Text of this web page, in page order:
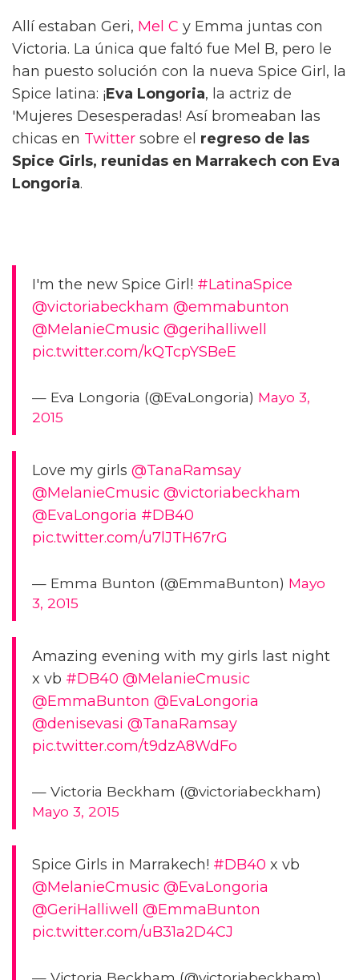
Allí estaban Geri, Mel C y Emma juntas con
Victoria. La única que faltó fue Mel B, pero le
han puesto solución con la nueva Spice Girl, la
Spice latina: ¡Eva Longoria, la actriz de
'Mujeres Desesperadas! Así bromeaban las
chicas en Twitter sobre el regreso de las
Spice Girls, reunidas en Marrakech con Eva
Longoria.
I'm the new Spice Girl! #LatinaSpice
@victoriabeckham @emmabunton
@MelanieCmusic @gerihalliwell
pic.twitter.com/kQTcpYSBeE
— Eva Longoria (@EvaLongoria) Mayo 3,
2015
Love my girls @TanaRamsay
@MelanieCmusic @victoriabeckham
@EvaLongoria #DB40
pic.twitter.com/u7lJTH67rG
— Emma Bunton (@EmmaBunton) Mayo
3, 2015
Amazing evening with my girls last night
x vb #DB40 @MelanieCmusic
@EmmaBunton @EvaLongoria
@denisevasi @TanaRamsay
pic.twitter.com/t9dzA8WdFo
— Victoria Beckham (@victoriabeckham)
Mayo 3, 2015
Spice Girls in Marrakech! #DB40 x vb
@MelanieCmusic @EvaLongoria
@GeriHalliwell
@EmmaBunton
pic.twitter.com/uB31a2D4CJ